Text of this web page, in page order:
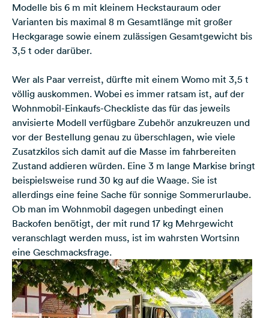
Modelle bis 6 m mit kleinem Heckstauraum oder
Varianten bis maximal 8 m Gesamtlänge mit großer
Heckgarage sowie einem zulässigen Gesamtgewicht bis
3,5 t oder darüber.
Wer als Paar verreist, dürfte mit einem Womo mit 3,5 t
völlig auskommen. Wobei es immer ratsam ist, auf der
Wohnmobil-Einkaufs-Checkliste das für das jeweils
anvisierte Modell verfügbare Zubehör anzukreuzen und
vor der Bestellung genau zu überschlagen, wie viele
Zusatzkilos sich damit auf die Masse im fahrbereiten
Zustand addieren würden. Eine 3 m lange Markise bringt
beispielsweise rund 30 kg auf die Waage. Sie ist
allerdings eine feine Sache für sonnige Sommerurlaube.
Ob man im Wohnmobil dagegen unbedingt einen
Backofen benötigt, der mit rund 17 kg Mehrgewicht
veranschlagt werden muss, ist im wahrsten Wortsinn
eine Geschmacksfrage.